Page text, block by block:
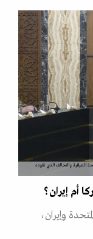
العراقية والتحالف الذي تقوده
أم إيران؟
وإيران،